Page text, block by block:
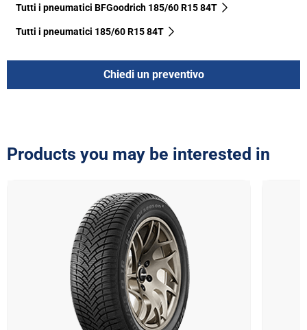
Tutti i pneumatici BFGoodrich 185/60 R15 84T
Tutti i pneumatici‎ 185/60 R15 84T
Chiedi un preventivo
Products you may be interested in